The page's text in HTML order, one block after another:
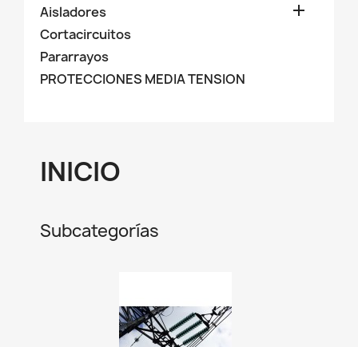
Aisladores 
Cortacircuitos
Pararrayos
PROTECCIONES MEDIA TENSION
INICIO
Subcategorías